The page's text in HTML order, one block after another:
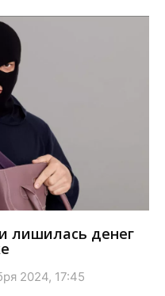
лишилась денег
2024, 17:45